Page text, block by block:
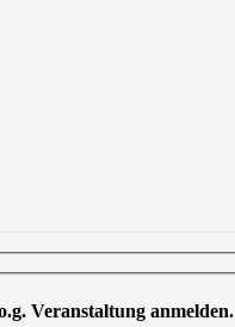
Veranstaltung anmelden.